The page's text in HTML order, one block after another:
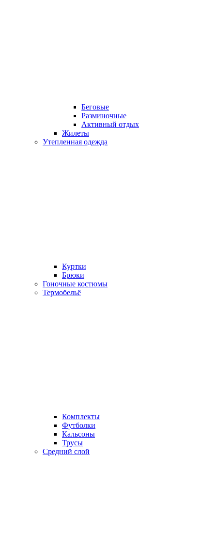
Беговые
Разминочные
Активный отдых
Жилеты
Утепленная одежда
Куртки
Брюки
Гоночные костюмы
Термобельё
Комплекты
Футболки
Кальсоны
Трусы
Средний слой